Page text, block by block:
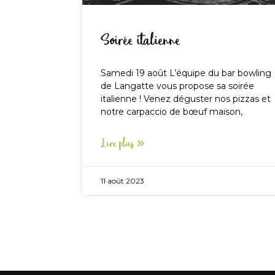
Soirée italienne
Samedi 19 août L’équipe du bar bowling
de Langatte vous propose sa soirée
italienne ! Venez déguster nos pizzas et
notre carpaccio de bœuf maison,
Lire plus »
11 août 2023